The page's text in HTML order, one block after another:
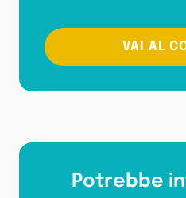
VAI AL
Potrebbe